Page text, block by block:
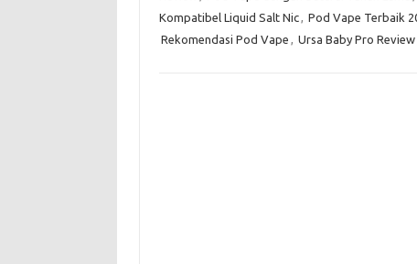
Kompatibel Liquid Salt Nic, Pod Vape Terbaik
Rekomendasi Pod Vape , Ursa Baby Pro Review